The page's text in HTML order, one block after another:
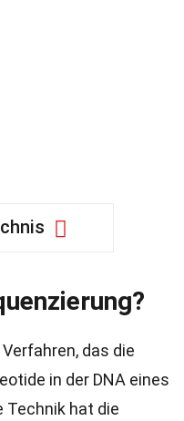
das die
in der DNA eines
Technik hat die